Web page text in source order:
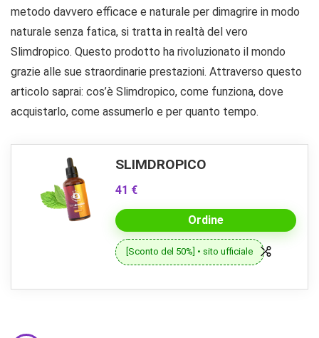
metodo davvero efficace e naturale per dimagrire in modo
naturale senza fatica, si tratta in realtà del vero
Slimdropico. Questo prodotto ha rivoluzionato il mondo
grazie alle sue straordinarie prestazioni. Attraverso questo
articolo saprai: cos’è Slimdropico, come funziona, dove
acquistarlo, come assumerlo e per quanto tempo.
SLIMDROPICO
41 €
Ordine
[Sconto del 50%] • sito ufficiale